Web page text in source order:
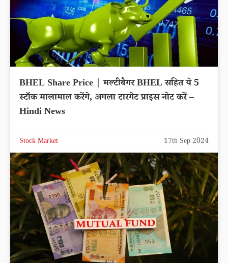
BHEL Share Price | मल्टीबैगर BHEL सहित ये 5
स्टॉक मालामाल करेंगे, अगला टारगेट प्राइस नोट करें –
Hindi News
Stock Market 17th Sep 2024